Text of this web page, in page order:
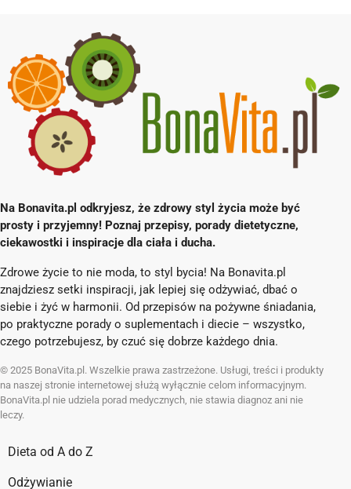
Na Bonavita.pl odkryjesz, że zdrowy styl życia może być
prosty i przyjemny! Poznaj przepisy, porady dietetyczne,
ciekawostki i inspiracje dla ciała i ducha.
Zdrowe życie to nie moda, to styl bycia! Na Bonavita.pl
znajdziesz setki inspiracji, jak lepiej się odżywiać, dbać o
siebie i żyć w harmonii. Od przepisów na pożywne śniadania,
po praktyczne porady o suplementach i diecie – wszystko,
czego potrzebujesz, by czuć się dobrze każdego dnia.
© 2025 BonaVita.pl. Wszelkie prawa zastrzeżone. Usługi, treści i produkty
na naszej stronie internetowej służą wyłącznie celom informacyjnym.
BonaVita.pl nie udziela porad medycznych, nie stawia diagnoz ani nie
leczy.
Dieta od A do Z
Odżywianie